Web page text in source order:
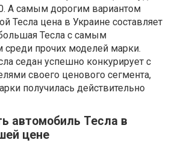
А самым дорогим вариантом
Тесла цена в Украине составляет
Тесла с самым
прочих моделей марки.
седан успешно конкурирует с
своего ценового сегмента,
получилась действительно
автомобиль Тесла в
цене